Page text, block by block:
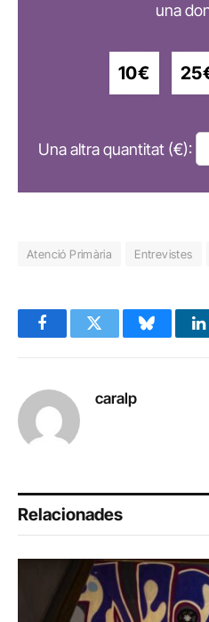
una
10€
Una altra quantitat (€):
Atenció Primària Entrevistes
FacebookTwitter Bluesky
caralp
Relacionades